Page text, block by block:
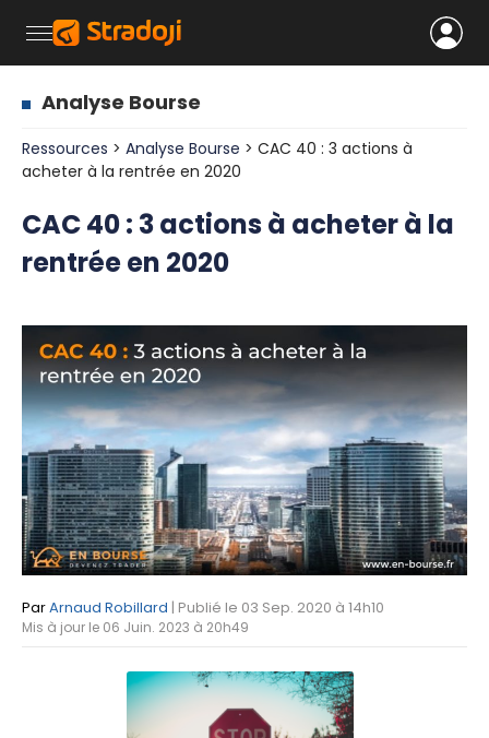
Analyse Bourse
Ressources > Analyse Bourse > CAC 40 : 3 actions à
acheter à la rentrée en 2020
CAC 40 : 3 actions à acheter à la
rentrée en 2020
ParArnaud Robillard | Publié le 03 Sep. 2020 à 14h10
Mis à jour le 06 Juin. 2023 à 20h49